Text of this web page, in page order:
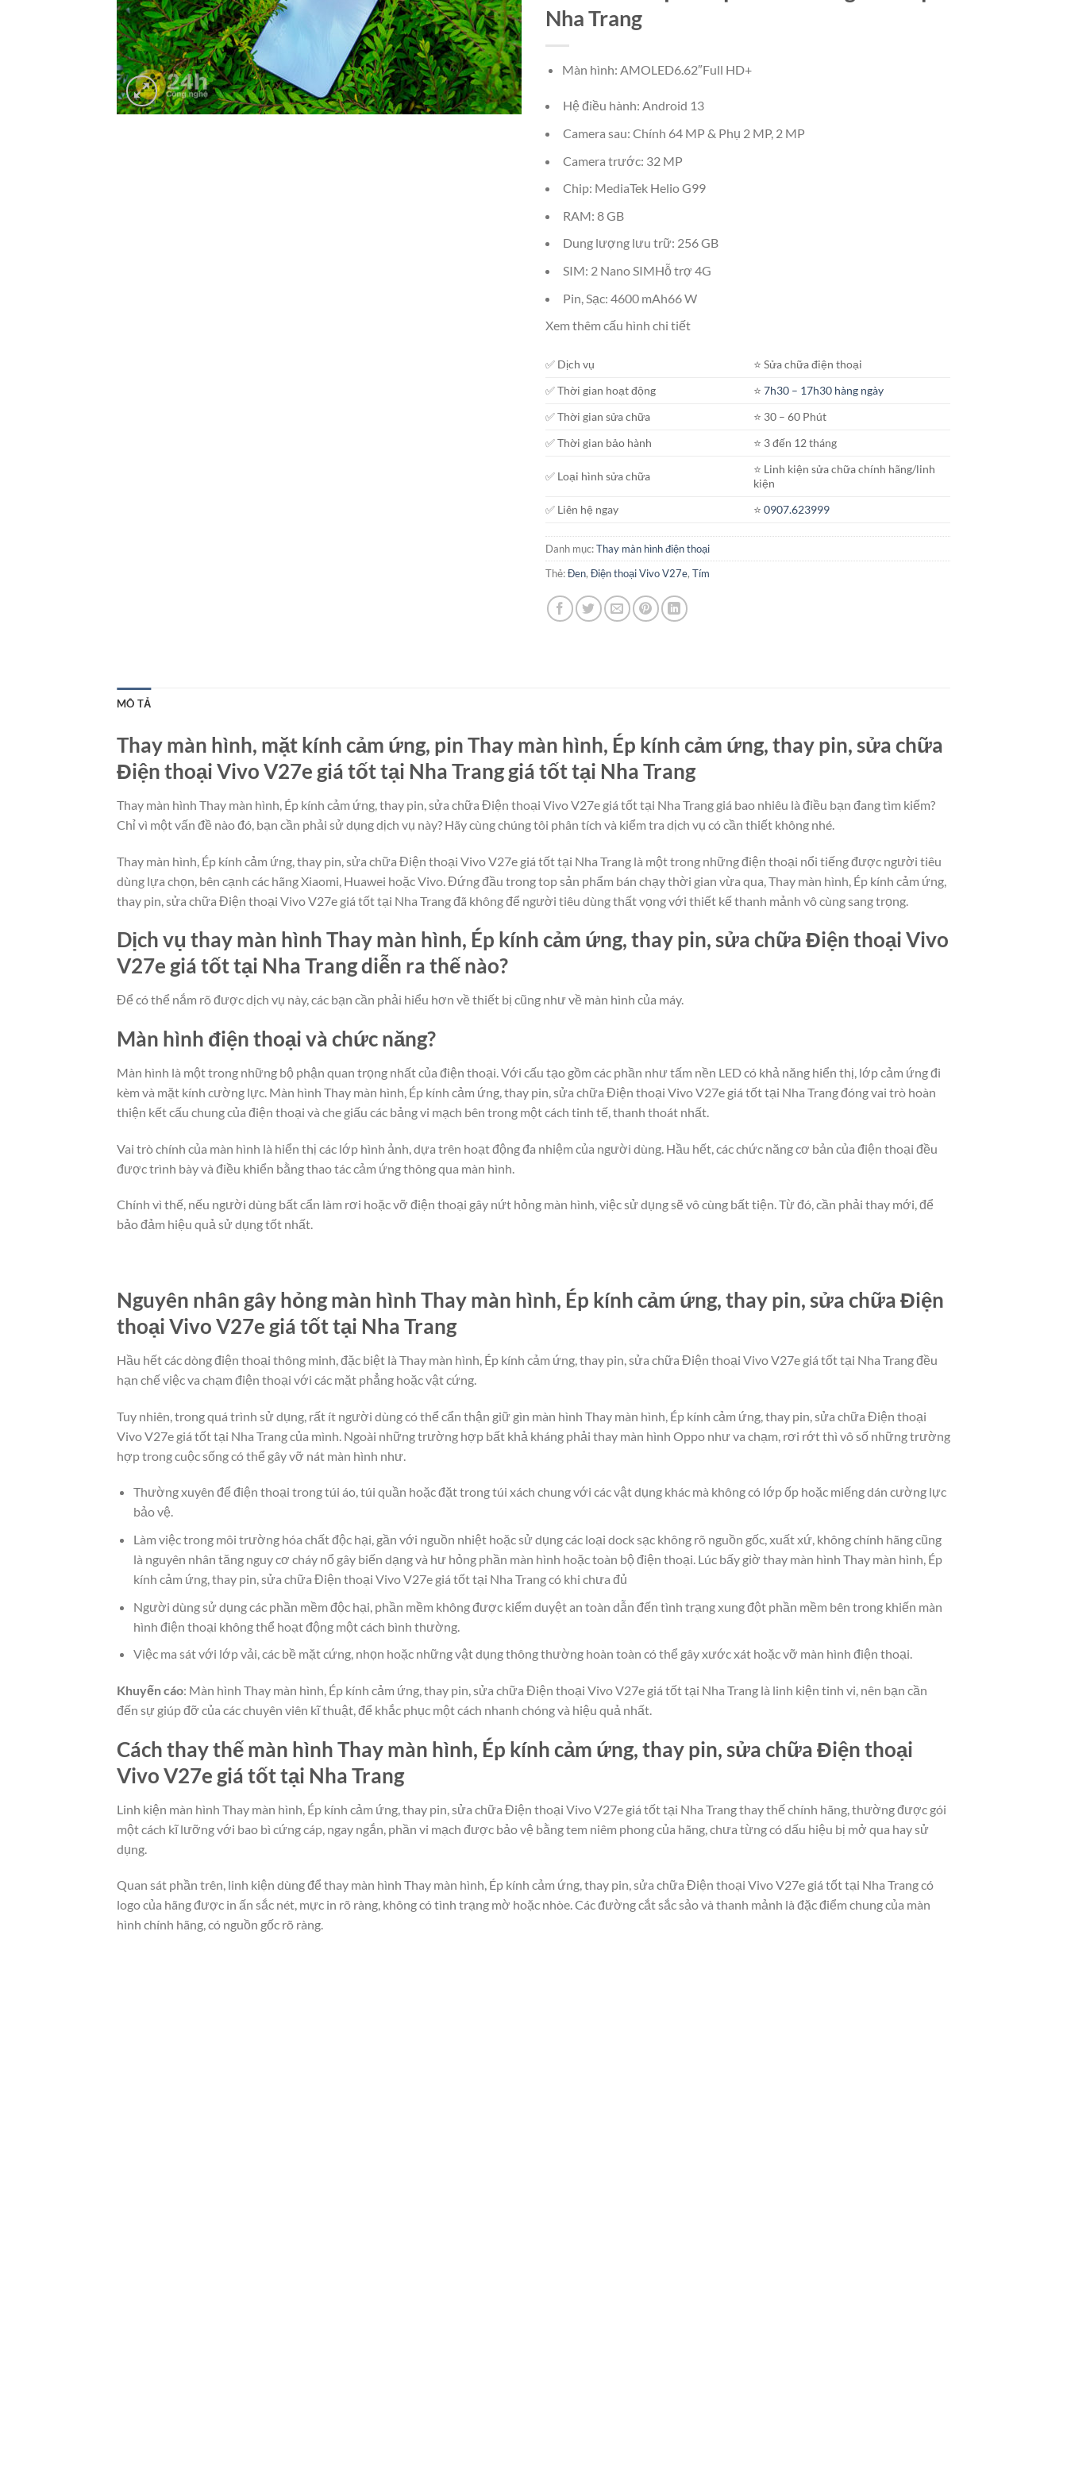
Nha Trang
Màn hình: AMOLED6.62″Full HD+
Hệ điều hành: Android 13
Camera sau: Chính 64 MP & Phụ 2 MP, 2 MP
Camera trước: 32 MP
Chip: MediaTek Helio G99
RAM: 8 GB
Dung lượng lưu trữ: 256 GB
SIM: 2 Nano SIMHỗ trợ 4G
Pin, Sạc: 4600 mAh66 W
Xem thêm cấu hình chi tiết
✅ Dịch vụ
⭐️ Sửa chữa điện thoại
✅ Thời gian hoạt động
⭐️7h30 – 17h30 hàng ngày
✅ Thời gian sửa chữa
⭐️ 30 – 60 Phút
✅ Thời gian bảo hành
⭐️ 3 đến 12 tháng
✅ Loại hình sửa chữa
⭐️ Linh kiện sửa chữa chính hãng/linh
kiện
✅ Liên hệ ngay
⭐️0907.623999
Danh mục:Thay màn hình điện thoại
Thẻ:Đen, Điện thoại Vivo V27e, Tím
MÔ TẢ
Thay màn hình, mặt kính cảm ứng, pin Thay màn hình, Ép kính cảm ứng, thay pin, sửa chữa
Điện thoại Vivo V27e giá tốt tại Nha Trang giá tốt tại Nha Trang
Thay màn hình Thay màn hình, Ép kính cảm ứng, thay pin, sửa chữa Điện thoại Vivo V27e giá tốt tại Nha Trang giá bao nhiêu là điều bạn đang tìm kiếm?
Chỉ vì một vấn đề nào đó, bạn cần phải sử dụng dịch vụ này? Hãy cùng chúng tôi phân tích và kiểm tra dịch vụ có cần thiết không nhé.
Thay màn hình, Ép kính cảm ứng, thay pin, sửa chữa Điện thoại Vivo V27e giá tốt tại Nha Trang là một trong những điện thoại nổi tiếng được người tiêu
dùng lựa chọn, bên cạnh các hãng Xiaomi, Huawei hoặc Vivo. Đứng đầu trong top sản phẩm bán chạy thời gian vừa qua, Thay màn hình, Ép kính cảm ứng,
thay pin, sửa chữa Điện thoại Vivo V27e giá tốt tại Nha Trang đã không để người tiêu dùng thất vọng với thiết kế thanh mảnh vô cùng sang trọng.
Dịch vụ thay màn hình Thay màn hình, Ép kính cảm ứng, thay pin, sửa chữa Điện thoại Vivo
V27e giá tốt tại Nha Trang diễn ra thế nào?
Để có thể nắm rõ được dịch vụ này, các bạn cần phải hiểu hơn về thiết bị cũng như về màn hình của máy.
Màn hình điện thoại và chức năng?
Màn hình là một trong những bộ phận quan trọng nhất của điện thoại. Với cấu tạo gồm các phần như tấm nền LED có khả năng hiển thị, lớp cảm ứng đi
kèm và mặt kính cường lực. Màn hình Thay màn hình, Ép kính cảm ứng, thay pin, sửa chữa Điện thoại Vivo V27e giá tốt tại Nha Trang đóng vai trò hoàn
thiện kết cấu chung của điện thoại và che giấu các bảng vi mạch bên trong một cách tinh tế, thanh thoát nhất.
Vai trò chính của màn hình là hiển thị các lớp hình ảnh, dựa trên hoạt động đa nhiệm của người dùng. Hầu hết, các chức năng cơ bản của điện thoại đều
được trình bày và điều khiển bằng thao tác cảm ứng thông qua màn hình.
Chính vì thế, nếu người dùng bất cẩn làm rơi hoặc vỡ điện thoại gây nứt hỏng màn hình, việc sử dụng sẽ vô cùng bất tiện. Từ đó, cần phải thay mới, để
bảo đảm hiệu quả sử dụng tốt nhất.
Nguyên nhân gây hỏng màn hình Thay màn hình, Ép kính cảm ứng, thay pin, sửa chữa Điện
thoại Vivo V27e giá tốt tại Nha Trang
Hầu hết các dòng điện thoại thông minh, đặc biệt là Thay màn hình, Ép kính cảm ứng, thay pin, sửa chữa Điện thoại Vivo V27e giá tốt tại Nha Trang đều
hạn chế việc va chạm điện thoại với các mặt phẳng hoặc vật cứng.
Tuy nhiên, trong quá trình sử dụng, rất ít người dùng có thể cẩn thận giữ gìn màn hình Thay màn hình, Ép kính cảm ứng, thay pin, sửa chữa Điện thoại
Vivo V27e giá tốt tại Nha Trang của mình. Ngoài những trường hợp bất khả kháng phải thay màn hình Oppo như va chạm, rơi rớt thì vô số những trường
hợp trong cuộc sống có thể gây vỡ nát màn hình như.
Thường xuyên để điện thoại trong túi áo, túi quần hoặc đặt trong túi xách chung với các vật dụng khác mà không có lớp ốp hoặc miếng dán cường lực
bảo vệ.
Làm việc trong môi trường hóa chất độc hại, gần với nguồn nhiệt hoặc sử dụng các loại dock sạc không rõ nguồn gốc, xuất xứ, không chính hãng cũng
là nguyên nhân tăng nguy cơ cháy nổ gây biến dạng và hư hỏng phần màn hình hoặc toàn bộ điện thoại. Lúc bấy giờ thay màn hình Thay màn hình, Ép
kính cảm ứng, thay pin, sửa chữa Điện thoại Vivo V27e giá tốt tại Nha Trang có khi chưa đủ
Người dùng sử dụng các phần mềm độc hại, phần mềm không được kiểm duyệt an toàn dẫn đến tình trạng xung đột phần mềm bên trong khiến màn
hình điện thoại không thể hoạt động một cách bình thường.
Việc ma sát với lớp vải, các bề mặt cứng, nhọn hoặc những vật dụng thông thường hoàn toàn có thể gây xước xát hoặc vỡ màn hình điện thoại.
Khuyến cáo: Màn hình Thay màn hình, Ép kính cảm ứng, thay pin, sửa chữa Điện thoại Vivo V27e giá tốt tại Nha Trang là linh kiện tinh vi, nên bạn cần
đến sự giúp đỡ của các chuyên viên kĩ thuật, để khắc phục một cách nhanh chóng và hiệu quả nhất.
Cách thay thế màn hình Thay màn hình, Ép kính cảm ứng, thay pin, sửa chữa Điện thoại
Vivo V27e giá tốt tại Nha Trang
Linh kiện màn hình Thay màn hình, Ép kính cảm ứng, thay pin, sửa chữa Điện thoại Vivo V27e giá tốt tại Nha Trang thay thế chính hãng, thường được gói
một cách kĩ lưỡng với bao bì cứng cáp, ngay ngắn, phần vi mạch được bảo vệ bằng tem niêm phong của hãng, chưa từng có dấu hiệu bị mở qua hay sử
dụng.
Quan sát phần trên, linh kiện dùng để thay màn hình Thay màn hình, Ép kính cảm ứng, thay pin, sửa chữa Điện thoại Vivo V27e giá tốt tại Nha Trang có
logo của hãng được in ấn sắc nét, mực in rõ ràng, không có tình trạng mờ hoặc nhòe. Các đường cắt sắc sảo và thanh mảnh là đặc điểm chung của màn
hình chính hãng, có nguồn gốc rõ ràng.